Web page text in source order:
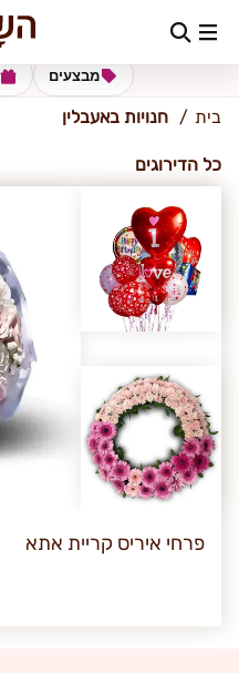
אעבלין
מבצעים
בית חנויות באעבלין
כל הדירוגים
פרחי איריס קריית אתא